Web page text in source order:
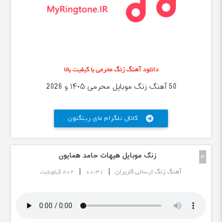
دانلود آهنگ زنگ محرمی با کیفیت بالا
50 آهنگ زنگ موبایل محرمی ۱۴۰۵ و 2026
کانال تلگرام مای رینگتون telegram
4 زنگ موبایل هیهات حامد همایون
آهنگ زنگ ارسالی کاربران |
00:31
| 802 کیلوبایت